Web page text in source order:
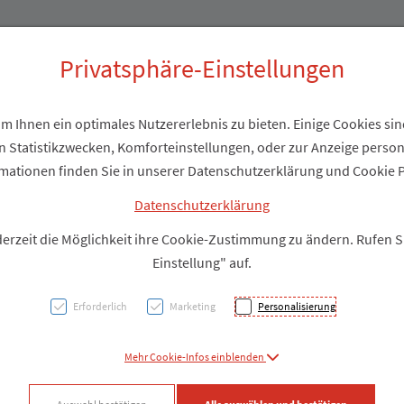
BIO
PZN: 5841939
Privatsphäre-Einstellungen
Ihnen ein optimales Nutzererlebnis zu bieten. Einige Cookies
Statistikzwecken, Komforteinstellungen, oder zur Anzeige
finden Sie in unserer Datenschutzerklärung und Cookie
Datenschutzerklärung
die Möglichkeit ihre Cookie-Zustimmung zu ändern. Rufen
Einstellung" auf.
Erforderlich Marketing Personalisierung
Mehr Cookie-Infos einblenden